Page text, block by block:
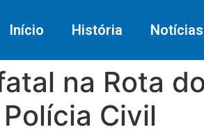
Início História Notícias
na Rota
Civil